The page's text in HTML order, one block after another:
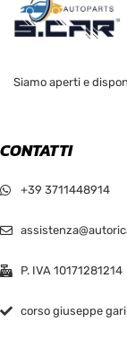
Siamo aperti e
CONTATTI
+39 3711448914
P. IVA 10171281214
corso giuseppe